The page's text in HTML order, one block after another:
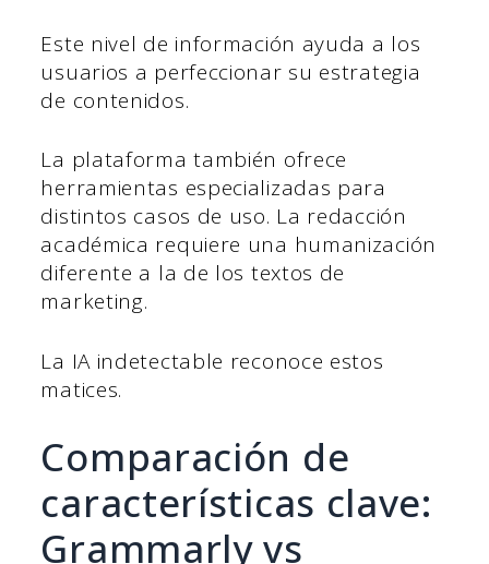
Este nivel de información ayuda a los
usuarios a perfeccionar su estrategia
de contenidos.
La plataforma también ofrece
herramientas especializadas para
distintos casos de uso. La redacción
académica requiere una humanización
diferente a la de los textos de
marketing.
La IA indetectable reconoce estos
matices.
Comparación de
características clave:
Grammarly vs